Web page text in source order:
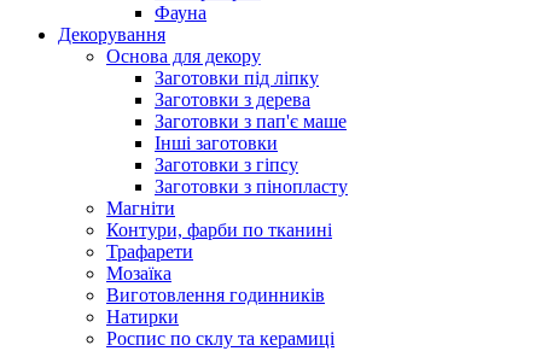
Фауна
Декорування
Основа для декору
Заготовки під ліпку
Заготовки з дерева
Заготовки з пап'є маше
Інші заготовки
Заготовки з гіпсу
Заготовки з пінопласту
Магніти
Контури, фарби по тканині
Трафарети
Мозаїка
Виготовлення годинників
Натирки
Роспис по склу та керамиці